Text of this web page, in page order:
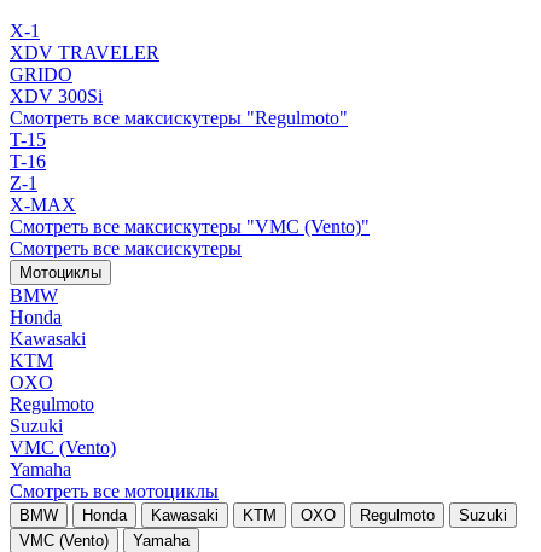
X-1
XDV TRAVELER
GRIDO
XDV 300Si
Смотреть все максискутеры "Regulmoto"
T-15
T-16
Z-1
X-MAX
Смотреть все максискутеры "VMC (Vento)"
Смотреть все максискутеры
Мотоциклы
BMW
Honda
Kawasaki
KTM
OXO
Regulmoto
Suzuki
VMC (Vento)
Yamaha
Смотреть все мотоциклы
BMW Honda Kawasaki KTM OXO Regulmoto
Suzuki
VMC (Vento)
Yamaha